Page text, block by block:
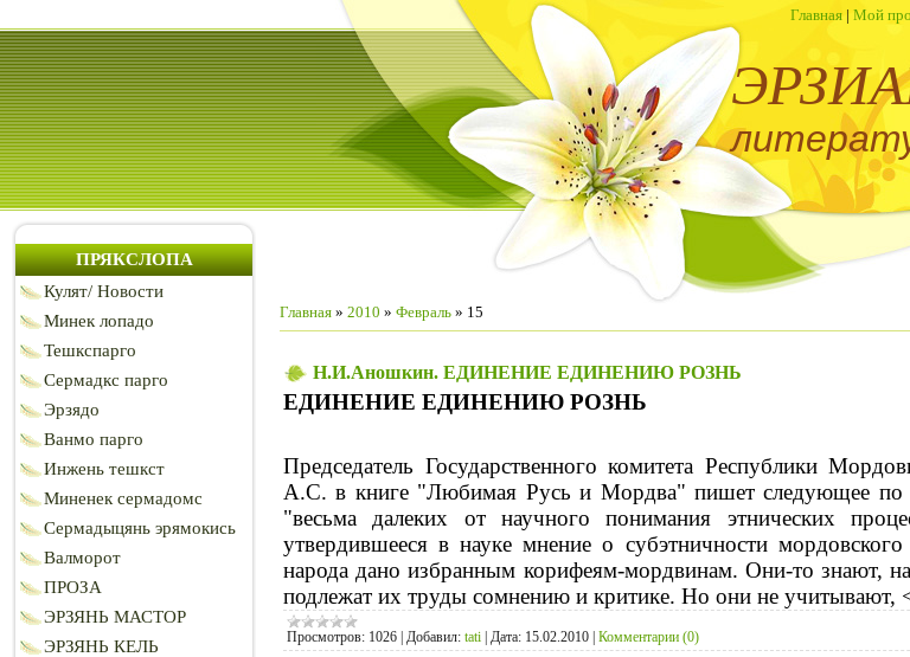
Главная | Мой
ПРЯКСЛОПА
Кулят/ Новости
Минек лопадо
Тешкспарго
Сермадкс парго
Эрзядо
Ванмо парго
Инжень тешкст
Миненек сермадомс
Сермадыцянь эрямокись
Валморот
ПРОЗА
ЭРЗЯНЬ МАСТОР
ЭРЗЯНЬ КЕЛЬ
Главная » 2010 » Февраль » 15
Н.И.Аношкин. ЕДИНЕНИЕ ЕДИНЕНИЮ РОЗНЬ
ЕДИНЕНИЕ ЕДИНЕНИЮ РОЗНЬ
Председатель Государственного комитета Республики
А.С. в книге "Любимая Русь и Мордва" пишет следующее по
"весьма далеких от научного понимания этнических
утвердившееся в науке мнение о субэтничности
народа дано избранным корифеям-мордвинам. Они-то знают,
подлежат их труды сомнению и критике. Но они не учитывают,
Просмотров: 1026 | Добавил: tati | Дата: 15.02.2010 | Комментарии (0)